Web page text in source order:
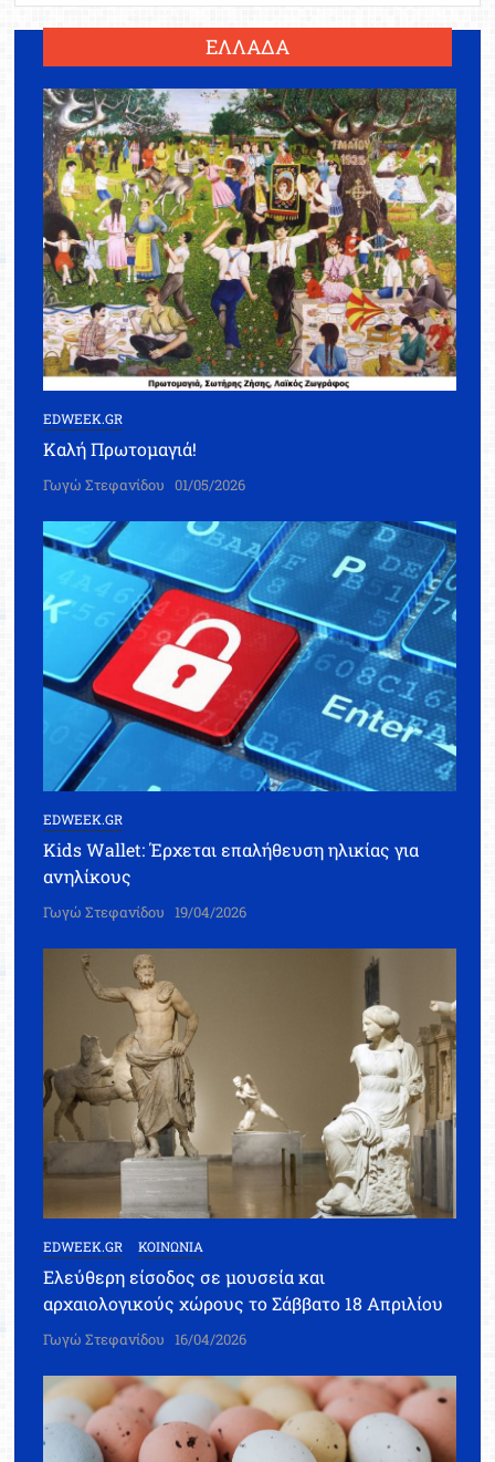
ΕΛΛΑΔΑ
EDWEEK.GR
Καλή Πρωτομαγιά!
Γωγώ Στεφανίδου 01/05/2026
EDWEEK.GR
Kids Wallet: Έρχεται επαλήθευση ηλικίας για
ανηλίκους
Γωγώ Στεφανίδου 19/04/2026
EDWEEK.GR ΚΟΙΝΩΝΙΑ
Ελεύθερη είσοδος σε μουσεία και
αρχαιολογικούς χώρους το Σάββατο 18 Απριλίου
Γωγώ Στεφανίδου 16/04/2026